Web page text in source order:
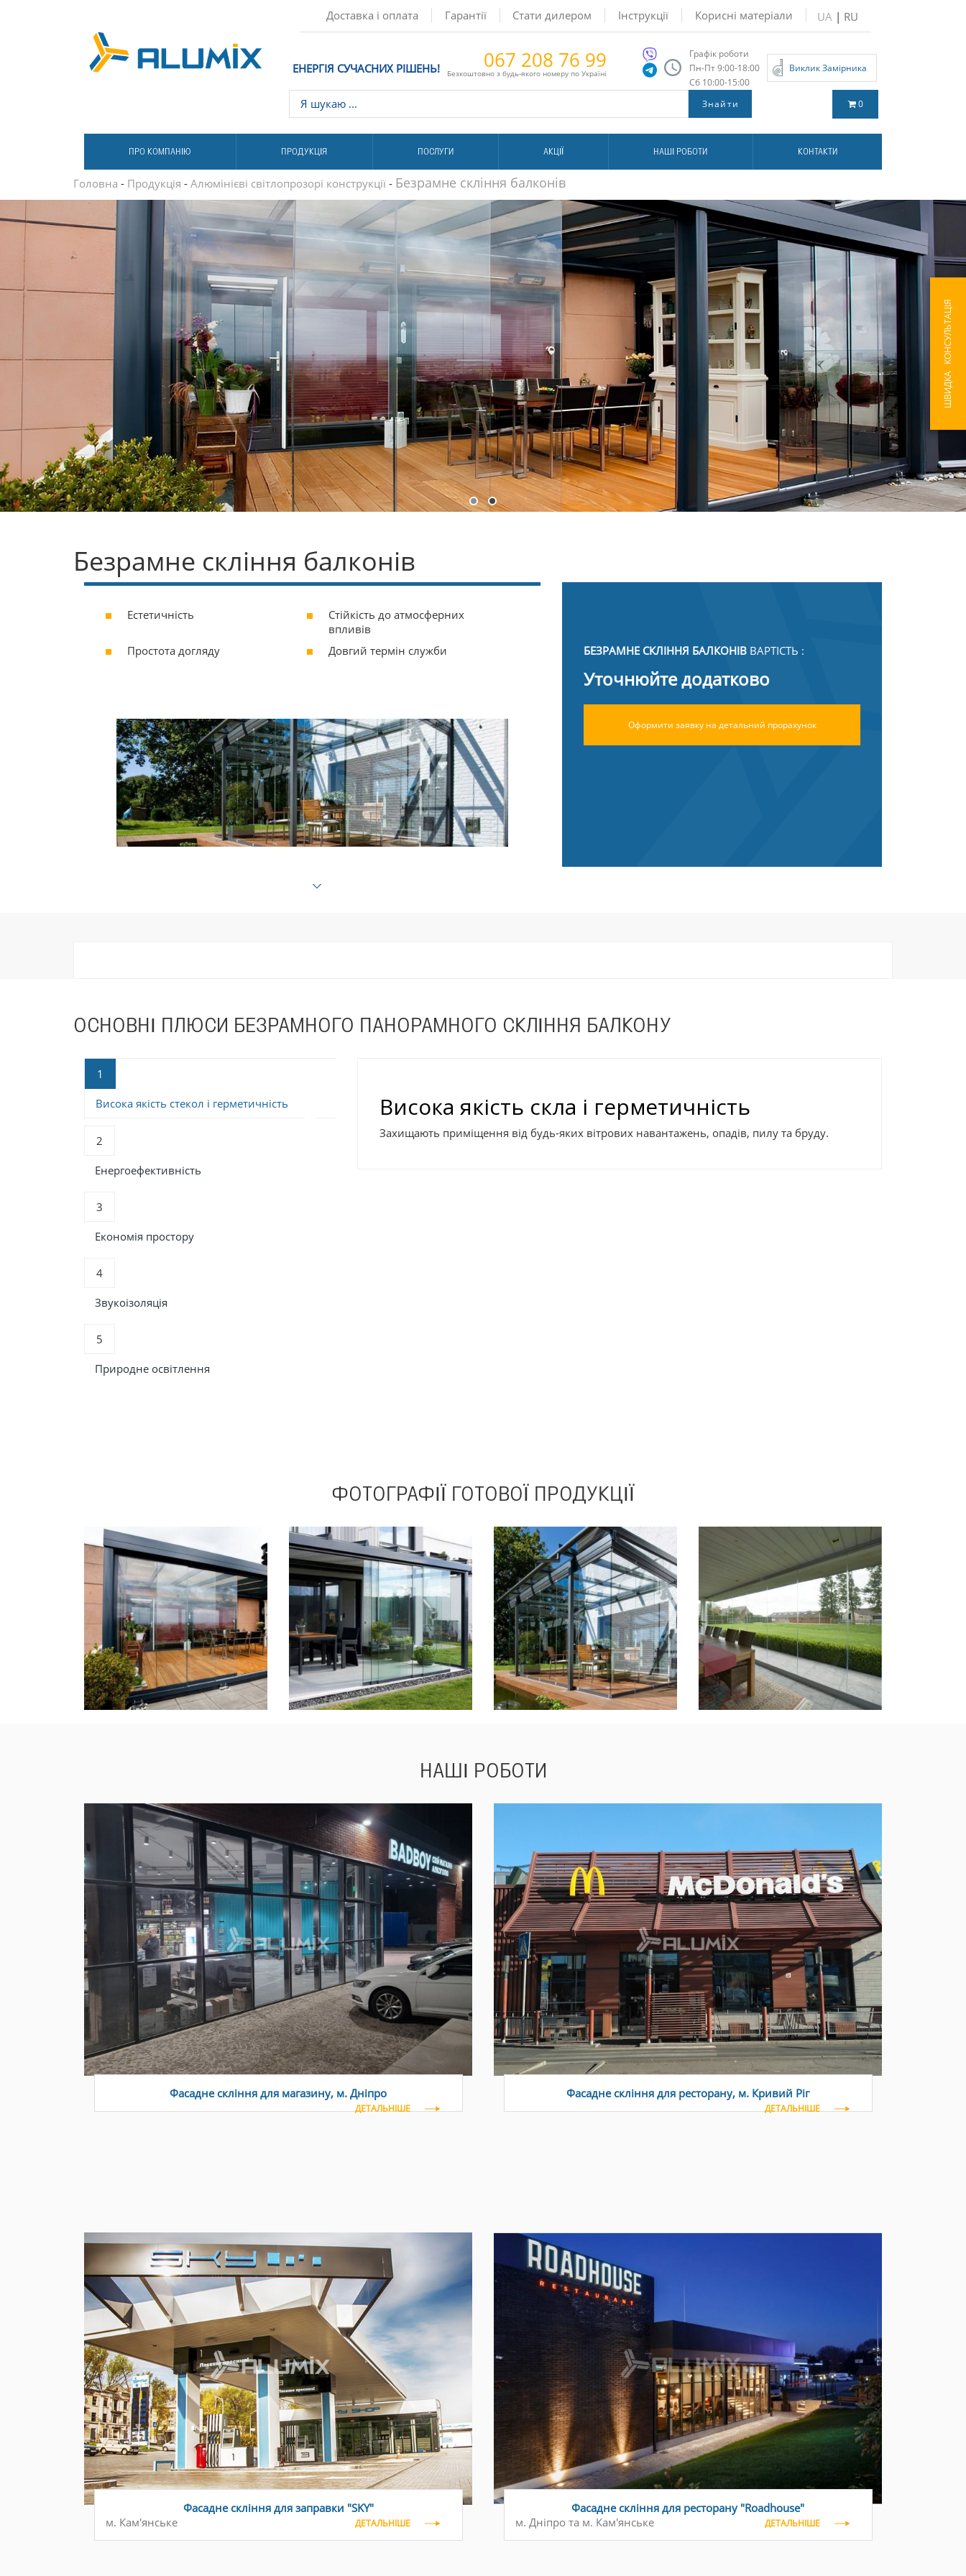
Доставка і оплата Гарантії Стати дилером Інструкції Корисні матеріали UA | RU
ЕНЕРГІЯ СУЧАСНИХ РІШЕНЬ! 067 208 76 99
Безкоштовно з будь-якого номеру по Україні
Графік роботи
Пн-Пт 9:00-18:00
Сб 10:00-15:00
Виклик Замірника
0
ПРО КОМПАНІЮ ПРОДУКЦІЯ ПОСЛУГИ АКЦІЇ НАШІ РОБОТИ КОНТАКТИ
Головна - Продукція - Алюмінієві світлопрозорі конструкції - Безрамне скління балконів
ШВИДКА КОНСУЛЬТАЦІЯ
Безрамне скління балконів
Естетичність
Стійкість до атмосферних
впливів
Простота догляду
Довгий термін служби БЕЗРАМНЕ СКЛІННЯ БАЛКОНІВ ВАРТІСТЬ :
Уточнюйте додатково
Оформити заявку на детальний прорахунок
ОСНОВНІ ПЛЮСИ БЕЗРАМНОГО ПАНОРАМНОГО СКЛІННЯ БАЛКОНУ
1
Висока якість стекол і герметичність
2
Енергоефективність
3
Економія простору
4
Звукоізоляція
5
Природне освітлення
Висока якість скла і герметичність
Захищають приміщення від будь-яких вітрових навантажень, опадів, пилу та бруду.
ФОТОГРАФІЇ ГОТОВОЇ ПРОДУКЦІЇ
НАШІ РОБОТИ
Фасадне скління для магазину, м. Дніпро
ДЕТАЛЬНІШЕ
Фасадне скління для ресторану, м. Кривий Ріг
ДЕТАЛЬНІШЕ
Фасадне скління для заправки "SKY"
м. Кам'янське
ДЕТАЛЬНІШЕ
Фасадне скління для ресторану "Roadhouse"
м. Дніпро та м. Кам'янське
ДЕТАЛЬНІШЕ